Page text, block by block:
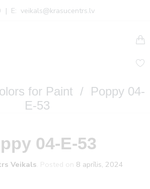
| E: veikals@krasucentrs.lv
for Paint / Poppy 04-
E-53
04-E-53
Veikals Posted on 8 aprīlis, 2024